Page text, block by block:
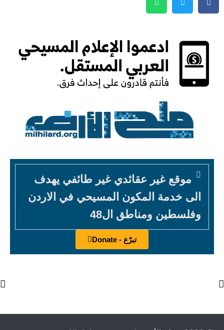
موقع غير عقائدي غير طائفي يهدف
الى خدمة المكون المسيحي في الاردن
وفلسطين ومناطق ال48
تبرّع - Donate